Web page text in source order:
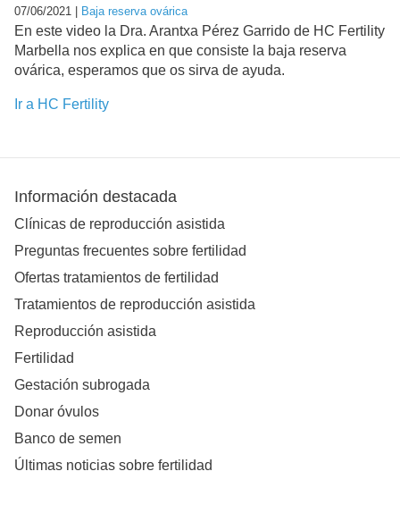
07/06/2021 | Baja reserva ovárica
En este video la Dra. Arantxa Pérez Garrido de HC Fertility
Marbella nos explica en que consiste la baja reserva
ovárica, esperamos que os sirva de ayuda.
Ir a HC Fertility
Información destacada
Clínicas de reproducción asistida
Preguntas frecuentes sobre fertilidad
Ofertas tratamientos de fertilidad
Tratamientos de reproducción asistida
Reproducción asistida
Fertilidad
Gestación subrogada
Donar óvulos
Banco de semen
Últimas noticias sobre fertilidad